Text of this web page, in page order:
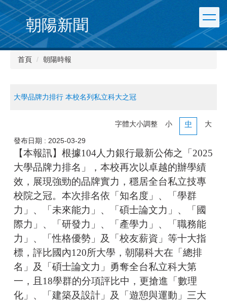
朝陽新聞
首頁 朝陽時報
大學品牌力排行 本校名列私立科大之冠
字體大小調整 小 中 大
發布日期 : 2025-03-29
【本報訊】根據104人力銀行最新公佈之「2025
大學品牌力排名」，本校再次以卓越的辦學績
效，展現強勁的品牌實力，穩居全台私立技專
校院之冠。本次排名依「知名度」、「學群
力」、「未來能力」、「碩士論文力」、「國
際力」、「研發力」、「產學力」、「職務能
力」、「性格優勢」及「校友薪資」等十大指
標，評比國內120所大學，朝陽科大在「總排
名」及「碩士論文力」勇奪全台私立科大第
一，且18學群的分項評比中，更搶進「數理
化」、「建築及設計」及「遊憩與運動」三大